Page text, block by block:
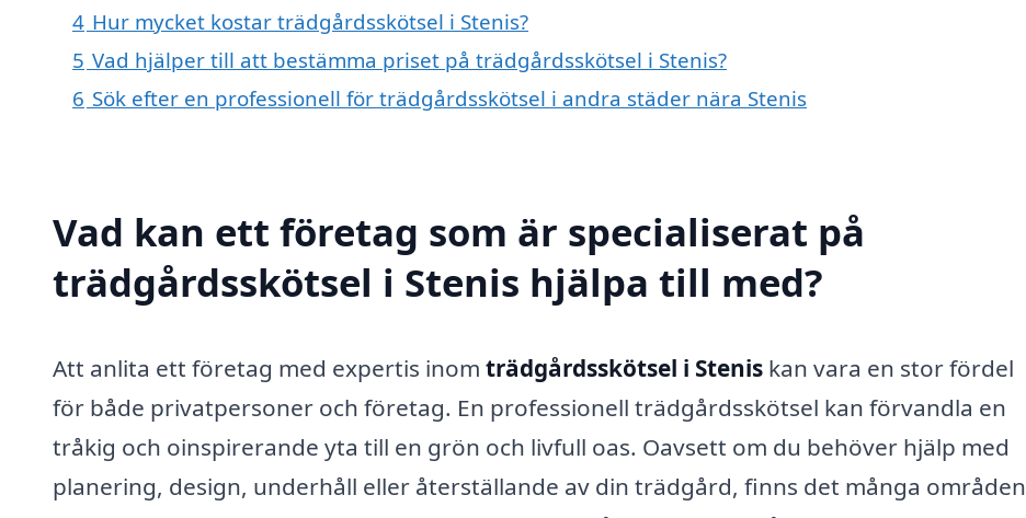
4 Hur mycket kostar trädgårdsskötsel i Stenis?
5 Vad hjälper till att bestämma priset på trädgårdsskötsel i Stenis?
6 Sök efter en professionell för trädgårdsskötsel i andra städer nära Stenis
Vad kan ett företag som är specialiserat på
trädgårdsskötsel i Stenis hjälpa till med?
Att anlita ett företag med expertis inom trädgårdsskötsel i Stenis kan vara en stor fördel
för både privatpersoner och företag. En professionell trädgårdsskötsel kan förvandla en
tråkig och oinspirerande yta till en grön och livfull oas. Oavsett om du behöver hjälp med
planering, design, underhåll eller återställande av din trädgård, finns det många områden